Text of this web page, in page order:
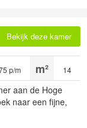
Bekijk deze kamer
14
p/m
aan de Hoge
naar een fijne,